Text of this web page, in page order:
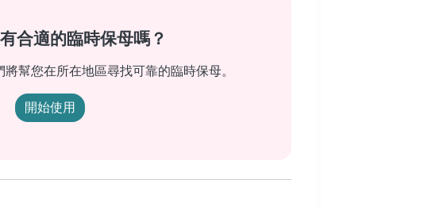
合適的臨時保母嗎？
幫您在所在地區尋找可靠的臨時保母。
開始使用